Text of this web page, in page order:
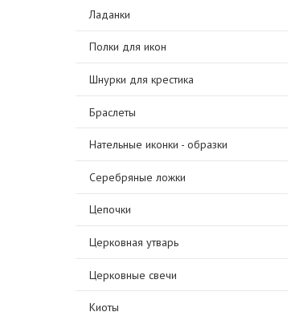
Ладанки
Полки для икон
Шнурки для крестика
Браслеты
Нательные иконки - образки
Серебряные ложки
Цепочки
Церковная утварь
Церковные свечи
Киоты